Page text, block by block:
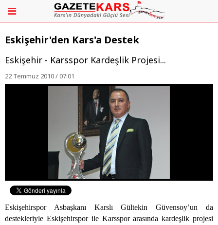
Eskişehir'den Kars'a Destek
Eskişehir - Karsspor Kardeşlik Projesi...
22 Temmuz 2010 / 07:01
Eskişehirspor Asbaşkanı Karslı Gültekin Güvensoy’un da
destekleriyle Eskişehirspor ile Karsspor arasında kardeşlik projesi